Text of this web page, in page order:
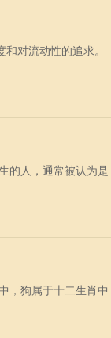
对流动性的追求。
的人，通常被认为是
，狗属于十二生肖中